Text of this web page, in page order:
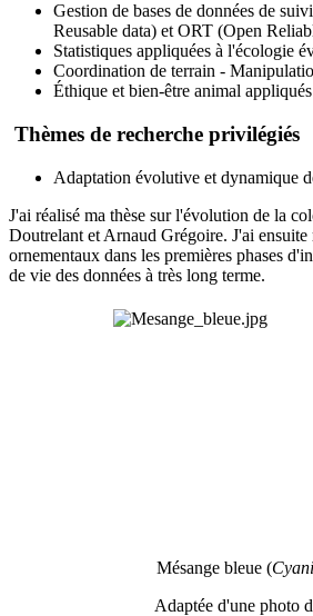
Gestion de bases de données de
Reusable data) et ORT (Open
Statistiques appliquées à l'écologie
Coordination de terrain -
Éthique et bien-être animal
Thèmes de recherche privilégiés
Adaptation évolutive et dynamique
J'ai réalisé ma thèse sur l'évolution de la
Doutrelant et Arnaud Grégoire. J'ai
ornementaux dans les premières phases
de vie des données à très long terme.
Mésange bleue (
Adaptée d'une photo